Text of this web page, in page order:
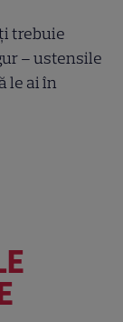
trebuie
– ustensile
le ai în